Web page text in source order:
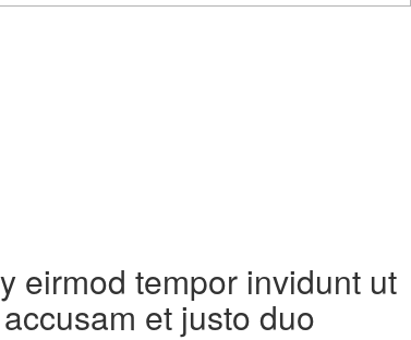
eirmod tempor invidunt ut
et justo duo